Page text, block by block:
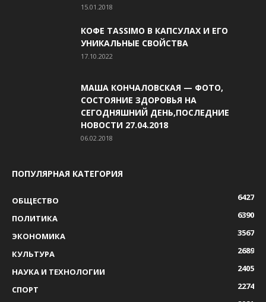
15.01.2018
КОФЕ TASSIMO В КАПСУЛАХ И ЕГО
УНИКАЛЬНЫЕ СВОЙСТВА
17.10.2022
МАША КОНЧАЛОВСКАЯ — ФОТО,
СОСТОЯНИЕ ЗДОРОВЬЯ НА
СЕГОДНЯШНИЙ ДЕНЬ,ПОСЛЕДНИЕ
НОВОСТИ 27.04.2018
06.02.2018
ПОПУЛЯРНАЯ КАТЕГОРИЯ
ОБЩЕСТВО
6427
ПОЛИТИКА
6390
ЭКОНОМИКА
3567
КУЛЬТУРА
2689
НАУКА И ТЕХНОЛОГИИ
2405
СПОРТ
2274